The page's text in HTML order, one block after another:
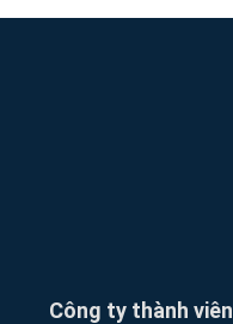
Công ty thành viên